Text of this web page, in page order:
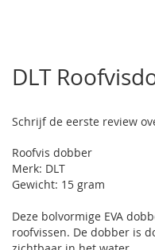
het
begin
de
gallerij
DLT
Schrijf de eerste review
Roofvis dobber
Merk: DLT
Gewicht: 15 gram
Deze bolvormige EVA
roofvissen. De dobber is